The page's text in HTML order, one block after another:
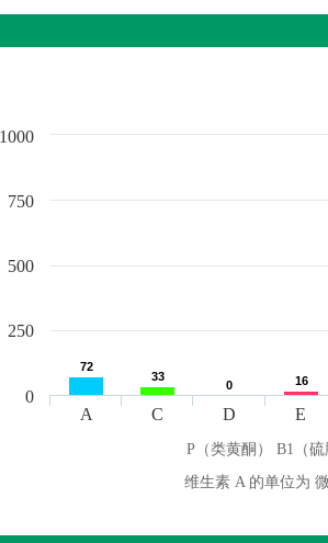
72
72
33
33
0
0 16
16
A C D E
0
250
500
750
1000
P（类黄酮） B1（
维生素 A 的单位为